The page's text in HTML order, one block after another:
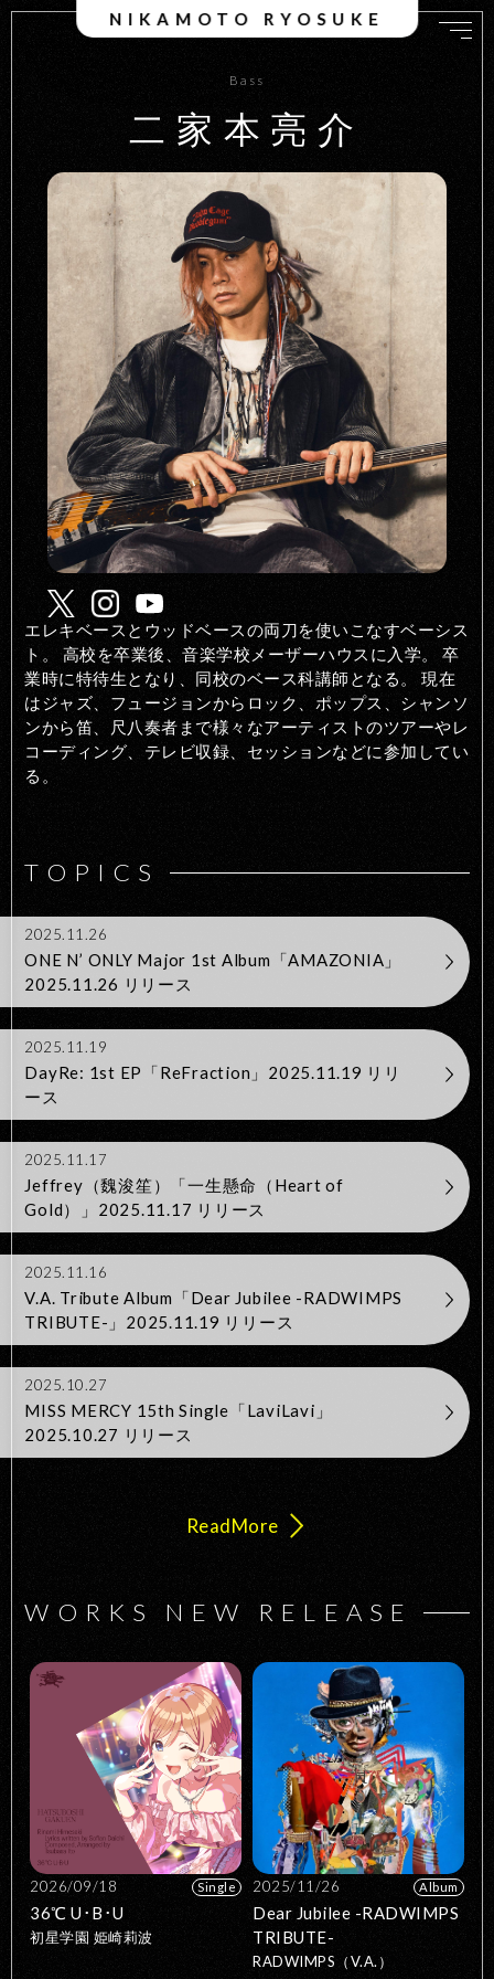
NIKAMOTO RYOSUKE
Bass
二家本亮介
エレキベースとウッドベースの両刀を使いこなすベーシス
ト。 高校を卒業後、音楽学校メーザーハウスに入学。 卒
業時に特待生となり、同校のベース科講師となる。 現在
はジャズ、フュージョンからロック、ポップス、シャンソ
ンから笛、尺八奏者まで様々なアーティストのツアーやレ
コーディング、テレビ収録、セッションなどに参加してい
る。
TOPICS
2025.11.26
ONE N’ ONLY Major 1st Album「AMAZONIA」
2025.11.26 リリース
2025.11.19
DayRe: 1st EP「ReFraction」2025.11.19 リリ
ース
2025.11.17
Jeffrey（魏浚笙）「一生懸命（Heart of
Gold）」2025.11.17 リリース
2025.11.16
V.A. Tribute Album「Dear Jubilee -RADWIMPS
TRIBUTE-」2025.11.19 リリース
2025.10.27
MISS MERCY 15th Single「LaviLavi」
2025.10.27 リリース
ReadMore
WORKS NEW RELEASE
2026/09/18 Single
36℃ U･B･U
初星学園 姫崎莉波
2025/11/26 Album
Dear Jubilee -RADWIMPS
TRIBUTE-
RADWIMPS（V.A.）